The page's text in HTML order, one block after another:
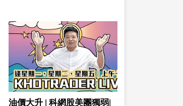
油價大升 | 科網股美團獨弱|